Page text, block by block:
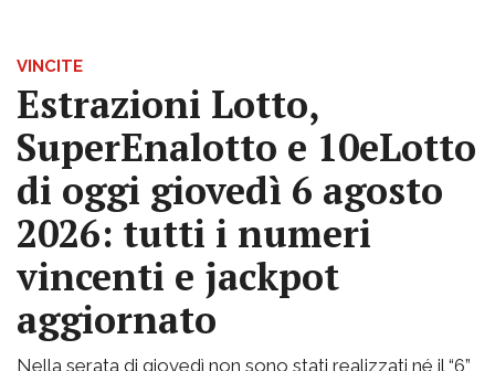
VINCITE
Estrazioni Lotto,
SuperEnalotto e 10eLotto
di oggi giovedì 6 agosto
2026: tutti i numeri
vincenti e jackpot
aggiornato
Nella serata di giovedì non sono stati realizzati né il “6”